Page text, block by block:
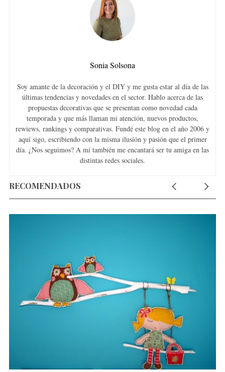
Sonia Solsona
Soy amante de la decoración y el DIY y me gusta estar al día de las
últimas tendencias y novedades en el sector. Hablo acerca de las
propuestas decorativas que se presentan como novedad cada
temporada y que más llaman mi atención, nuevos productos,
rewiews, rankings y comparativas. Fundé este blog en el año 2006 y
aquí sigo, escribiendo con la misma ilusión y pasión que el primer
día. ¿Nos seguimos? A mí también me encantará ser tu amiga en las
distintas redes sociales.
RECOMENDADOS